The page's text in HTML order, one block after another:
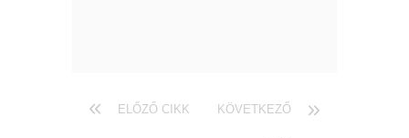
ELŐZŐ CIKK KÖVETKEZŐ